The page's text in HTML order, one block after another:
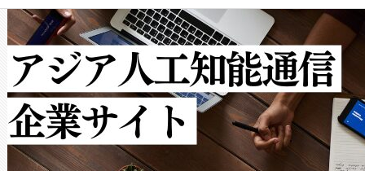
クルの各段階のデータを監視
[…]
で向上し、最大検知距離は
ットだけで最大1キロメート
ルの変電所周囲を監視でき、
作業と点群処理を簡素化でき
Avia 2は、2種類のFOVオプシ